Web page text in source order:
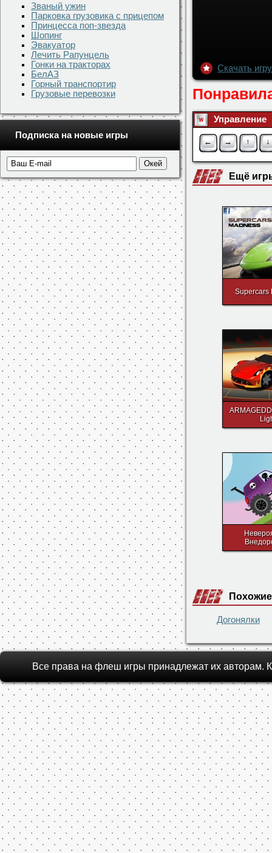
Званый ужин
Парковка грузовика с прицепом
Принцесса поп-звезда
Шопинг
Эвакуатор
Лечить Рапунцель
Гонки на тракторах
БелАЗ
Горный транспортир
Грузовые перевозки
Подписка на новые игры
Скачать
Управление
← → ↑ ↓
Ещё
Supercars
Догонялки
Все права на флеш игры принадлежат их авторам.